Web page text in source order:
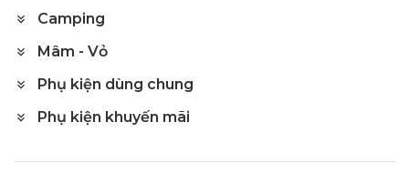
Camping
Mâm - Vỏ
Phụ kiện dùng chung
Phụ kiện khuyến mãi